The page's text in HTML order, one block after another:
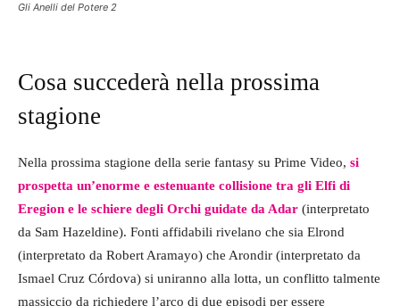
Gli Anelli del Potere 2
Cosa succederà nella prossima
stagione
Nella prossima stagione della serie fantasy su Prime Video, si
prospetta un’enorme e estenuante collisione tra gli Elfi di
Eregion e le schiere degli Orchi guidate da Adar (interpretato
da Sam Hazeldine). Fonti affidabili rivelano che sia Elrond
(interpretato da Robert Aramayo) che Arondir (interpretato da
Ismael Cruz Córdova) si uniranno alla lotta, un conflitto talmente
massiccio da richiedere l’arco di due episodi per essere